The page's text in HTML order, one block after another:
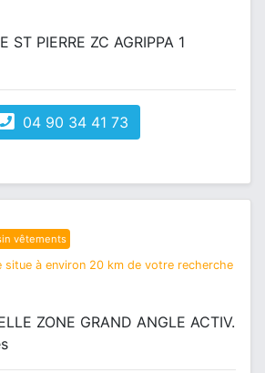
ST PIERRE ZC AGRIPPA 1
04 90 34 41 73
vêtements
situe à environ 20 km de votre recherche
ZONE GRAND ANGLE ACTIV.